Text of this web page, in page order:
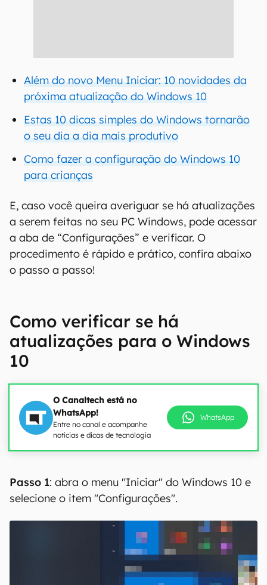
Além do novo Menu Iniciar: 10 novidades da
próxima atualização do Windows 10
Estas 10 dicas simples do Windows tornarão
o seu dia a dia mais produtivo
Como fazer a configuração do Windows 10
para crianças
E, caso você queira averiguar se há atualizações
a serem feitas no seu PC Windows, pode acessar
a aba de “Configurações” e verificar. O
procedimento é rápido e prático, confira abaixo
o passo a passo!
Como verificar se há
atualizações para o Windows
10
O Canaltech está no
WhatsApp!
Entre no canal e acompanhe
notícias e dicas de tecnologia
WhatsApp
Passo 1: abra o menu "Iniciar" do Windows 10 e
selecione o item "Configurações".